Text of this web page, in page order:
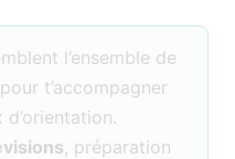
l’ensemble de
t’accompagner
, préparation